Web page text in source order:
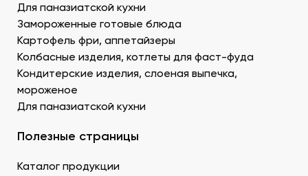
морепродукты, можно оптом и с доставкой.
Муку темпура. Смесь пшеничной и рисовой муки с
крахмалом для золотистой корочки. Можно
заказать премиальный мучной продукт для суши в
Водоросли. Комбу, нори – качественные продукты
для суши в ДНР с быстрой доставкой.
Икру масаго, тобико. Свежайшие продукты для
Белый и черный кунжут. Придает блюду ореховые
суши оптом – кунжутные семена в разной
Для паназиатской кухни
Замороженные готовые блюда
Картофель фри, аппетайзеры
Колбасные изделия, котлеты для фаст-фуда
Кондитерские изделия, слоеная выпечка,
мороженое
Для паназиатской кухни
Полезные страницы
Каталог продукции